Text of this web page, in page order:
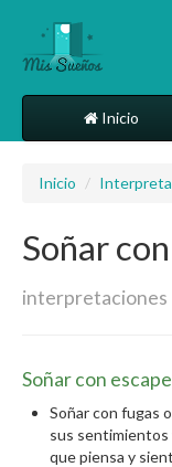
Inicio
Más
Inicio /
Soñar
interpretaciones
Soñar con
Soñar con fugas
sus sentimientos
que piensa y